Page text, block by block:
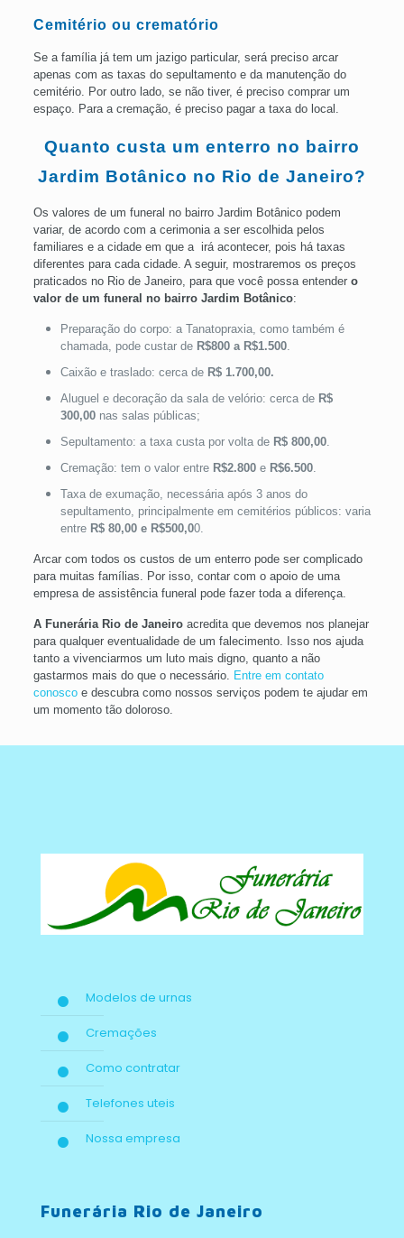
Cemitério ou crematório
Se a família já tem um jazigo particular, será preciso arcar
apenas com as taxas do sepultamento e da manutenção do
cemitério. Por outro lado, se não tiver, é preciso comprar um
espaço. Para a cremação, é preciso pagar a taxa do local.
Quanto custa um enterro no bairro
Jardim Botânico no Rio de Janeiro?
Os valores de um funeral no bairro Jardim Botânico podem
variar, de acordo com a cerimonia a ser escolhida pelos
familiares e a cidade em que a irá acontecer, pois há taxas
diferentes para cada cidade. A seguir, mostraremos os preços
praticados no Rio de Janeiro, para que você possa entender o
valor de um funeral no bairro Jardim Botânico:
Preparação do corpo: a Tanatopraxia, como também é
chamada, pode custar de R$800 a R$1.500.
Caixão e traslado: cerca de R$ 1.700,00.
Aluguel e decoração da sala de velório: cerca de R$
300,00nas salas públicas;
Sepultamento: a taxa custa por volta de R$ 800,00.
Cremação: tem o valor entre R$2.800e R$6.500.
Taxa de exumação, necessária após 3 anos do
sepultamento, principalmente em cemitérios públicos: varia
entre R$ 80,00 e R$500,00.
Arcar com todos os custos de um enterro pode ser complicado
para muitas famílias. Por isso, contar com o apoio de uma
empresa de assistência funeral pode fazer toda a diferença.
A Funerária Rio de Janeiroacredita que devemos nos planejar
para qualquer eventualidade de um falecimento. Isso nos ajuda
tanto a vivenciarmos um luto mais digno, quanto a não
gastarmos mais do que o necessário. Entre em contato
conoscoe descubra como nossos serviços podem te ajudar em
um momento tão doloroso.
Modelos de urnas
Cremações
Como contratar
Telefones uteis
Nossa empresa
Funerária Rio de Janeiro